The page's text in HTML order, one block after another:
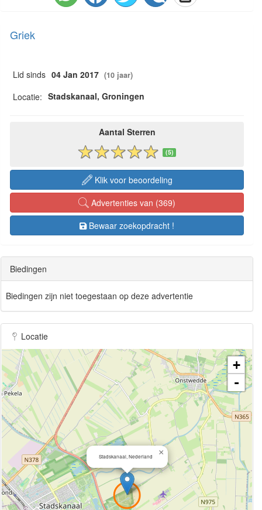
Griek
Lid sinds 04 Jan 2017 (10 jaar)
Locatie: Stadskanaal, Groningen
Aantal Sterren
(5)
Klik voor beoordeling
Advertenties van (369)
Bewaar zoekopdracht !
Biedingen
Biedingen zijn niet toegestaan op deze advertentie
Locatie
Stadskanaal, Nederland ×
+
-